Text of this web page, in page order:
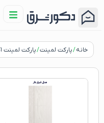
خانه/پارکت لمینت/پارکت لمینت